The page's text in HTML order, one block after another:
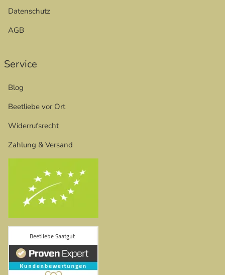
Datenschutz
AGB
Service
Blog
Beetliebe vor Ort
Widerrufsrecht
Zahlung & Versand